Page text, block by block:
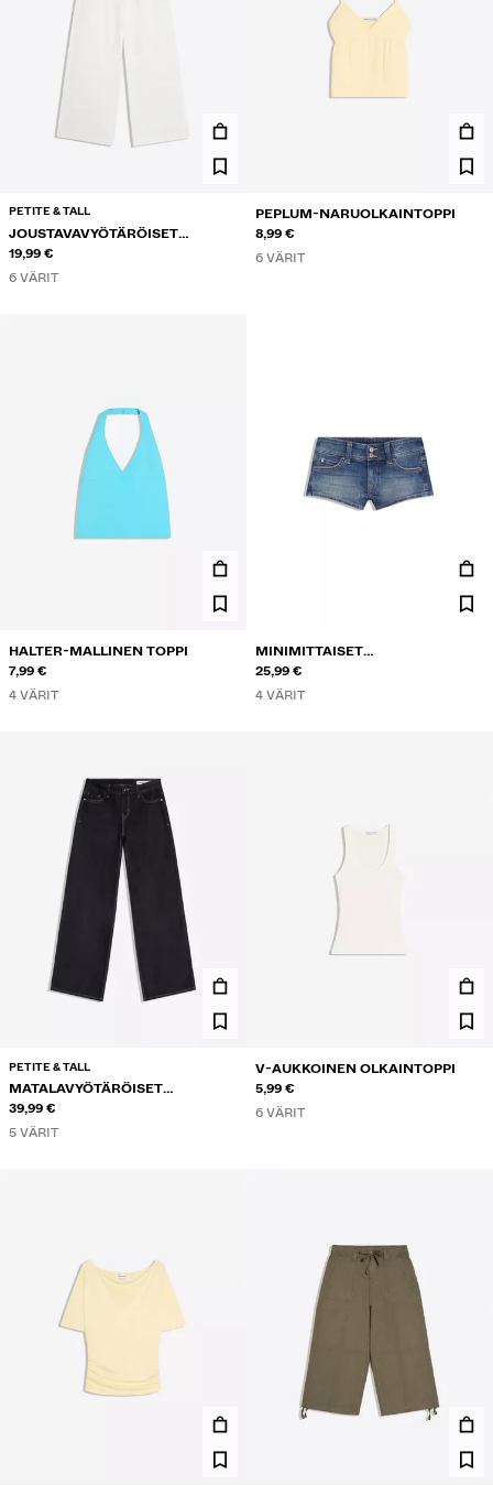
PETITE & TALL
JOUSTAVAVYÖTÄRÖISET
HOUSUT
19,99 €
6 VÄRIT
PEPLUM-NARUOLKAINTOPPI
8,99 €
6 VÄRIT
HALTER-MALLINEN TOPPI
7,99 €
4 VÄRIT
MINIMITTAISET
FARKKUSHORTSIT
25,99 €
4 VÄRIT
PETITE & TALL
MATALAVYÖTÄRÖISET
LEVEÄLAHKEISET FARKUT
39,99 €
5 VÄRIT
V-AUKKOINEN OLKAINTOPPI
5,99 €
6 VÄRIT